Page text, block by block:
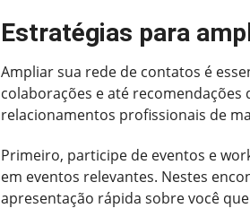
Estratégias para
Ampliar sua rede de contatos é
colaborações e até
relacionamentos profissionais de
Primeiro, participe de eventos e
em eventos relevantes. Nestes
apresentação rápida sobre você